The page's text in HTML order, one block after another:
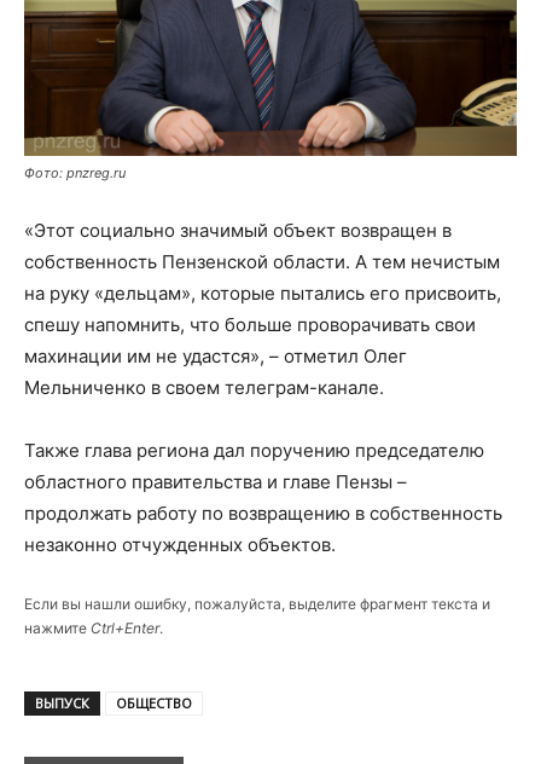
Фото: pnzreg.ru
«Этот социально значимый объект возвращен в
собственность Пензенской области. А тем нечистым
на руку «дельцам», которые пытались его присвоить,
спешу напомнить, что больше проворачивать свои
махинации им не удастся», – отметил Олег
Мельниченко в своем телеграм-канале.
Также глава региона дал поручению председателю
областного правительства и главе Пензы –
продолжать работу по возвращению в собственность
незаконно отчужденных объектов.
Если вы нашли ошибку, пожалуйста, выделите фрагмент текста и
нажмите Ctrl+Enter.
ВЫПУСК ОБЩЕСТВО